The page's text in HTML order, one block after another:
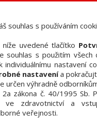
firem
verze časopisů
souhlas s používáním
níže uvedené tlačítko
souhlas s použitím všech
individuálnímu nastavení
nastavenía
určen výhradně
zákona č. 40/1995 Sb.
ve zdravotnictví a
veřejnosti.